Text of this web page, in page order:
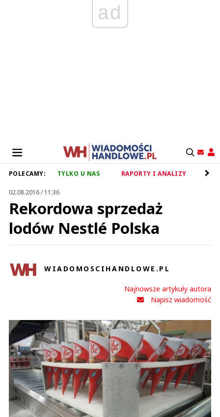
ad
POLECAMY: TYLKO U NAS RAPORTY I ANALIZY
02.08.2016 / 11:36
Rekordowa sprzedaż
lodów Nestlé Polska
WIADOMOSCIHANDLOWE.PL
Najnowsze artykuły autora
Napisz wiadomość